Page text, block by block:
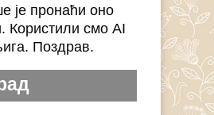
је пронаћи оно
Користили смо AI
Поздрав.